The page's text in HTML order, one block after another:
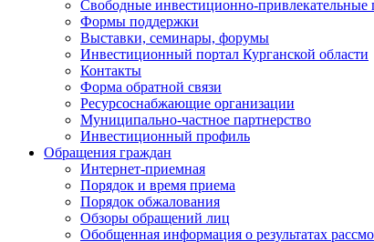
Свободные инвестиционно-привлекательные
Формы поддержки
Выставки, семинары, форумы
Инвестиционный портал Курганской области
Контакты
Форма обратной связи
Ресурсоснабжающие организации
Муниципально-частное партнерство
Инвестиционный профиль
Обращения граждан
Интернет-приемная
Порядок и время приема
Порядок обжалования
Обзоры обращений лиц
Обобщенная информация о результатах